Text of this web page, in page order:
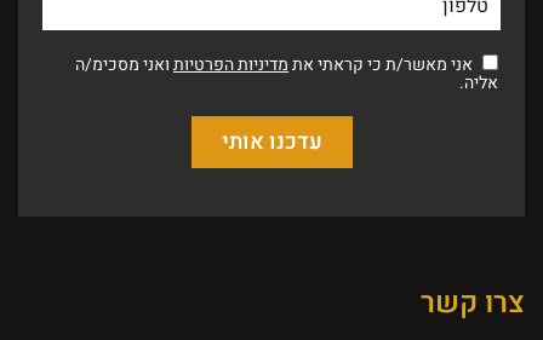
אני מאשר/ת כי קראתי את מדיניות הפרטיות ואני מסכימ/ה
אליה.
צרו קשר